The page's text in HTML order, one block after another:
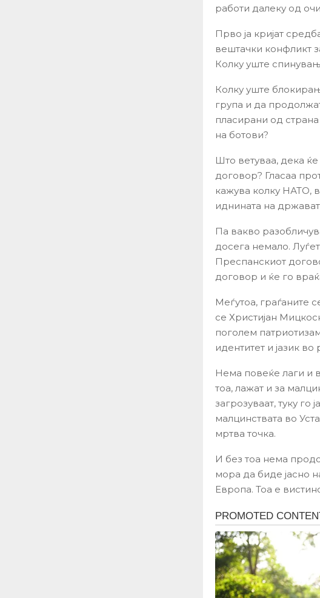
работи далеку од
Прво ја кријат
вештачки конфликт
Колку уште
Колку уште
група и да
пласирани од
на ботови?
Што ветуваа, дека
договор? Гласаа
кажува колку НАТО,
иднината на
Па вакво
досега немало.
Преспанскиот
договор и ќе го
Меѓутоа, граѓаните
се Христијан
поголем
идентитет и јазик
Нема повеќе лаги и
тоа, лажат и за
загрозуваат, туку го
малцинствата во
мртва точка.
И без тоа нема
мора да биде јасно
Европа. Тоа е